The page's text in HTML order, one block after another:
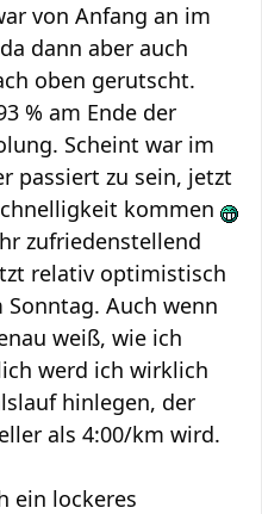
von Anfang an im
dann aber auch
oben gerutscht.
% am Ende der
Scheint war im
passiert zu sein, jetzt
kommen
zufriedenstellend
relativ optimistisch
Sonntag. Auch wenn
weiß, wie ich
werd ich wirklich
hinlegen, der
als 4:00/km wird.
ein lockeres